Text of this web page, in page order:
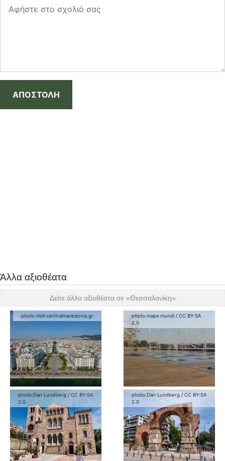
ΑΠΟΣΤΟΛΗ
Άλλα αξιοθέατα
Δείτε άλλα αξιοθέατα σε «Θεσσαλονίκη»
photo:visit-centralmacedonia.gr photo:mapa mundi / CC BY-SA
2.0
photo:Dan Lundberg / CC BY-SA
2.0
photo:Dan Lundberg / CC BY-SA
2.0